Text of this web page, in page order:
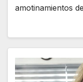
amotinamientos